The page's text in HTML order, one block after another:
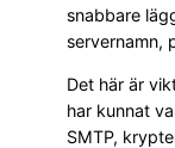
snabbare
servernamn,
Det här är
har kunnat
SMTP,